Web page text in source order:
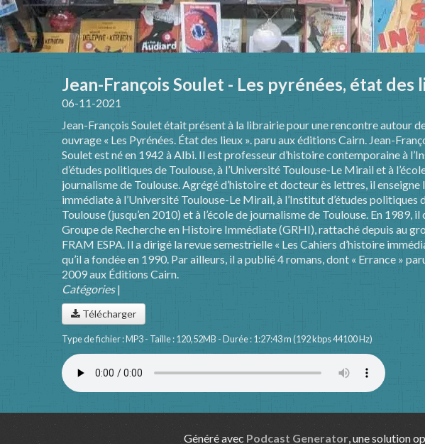
Jean-François Soulet - Les pyrénées, état des
06-11-2021
Jean-François Soulet était présent à la librairie pour une rencontre autour
ouvrage « Les Pyrénées. État des lieux ». paru aux éditions Cairn. Jean-
Soulet est né en 1942 à Albi. Il est professeur d’histoire contemporaine à
d’études politiques de Toulouse, à l’Université Toulouse-Le Mirail et à
journalisme de Toulouse. Agrégé d’histoire et docteur ès lettres, il enseigne
immédiate à l’Université Toulouse-Le Mirail, à l’Institut d’études politiques
Toulouse (jusqu’en 2010) et à l’école de journalisme de Toulouse. En 1989, il
Groupe de Recherche en Histoire Immédiate (GRHI), rattaché depuis au
FRAM ESPA. Il a dirigé la revue semestrielle « Les Cahiers d’histoire
qu’il a fondée en 1990. Par ailleurs, il a publié 4 romans, dont « Errance »
2009 aux Éditions Cairn.
Catégories|
Télécharger
Type de fichier : MP3 - Taille : 120,52MB - Durée : 1:27:43 m (192 kbps 44100 Hz)
Généré avec Podcast Generator, une solution